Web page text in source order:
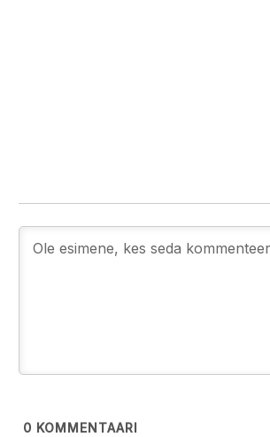
0 KOMMENTAARI